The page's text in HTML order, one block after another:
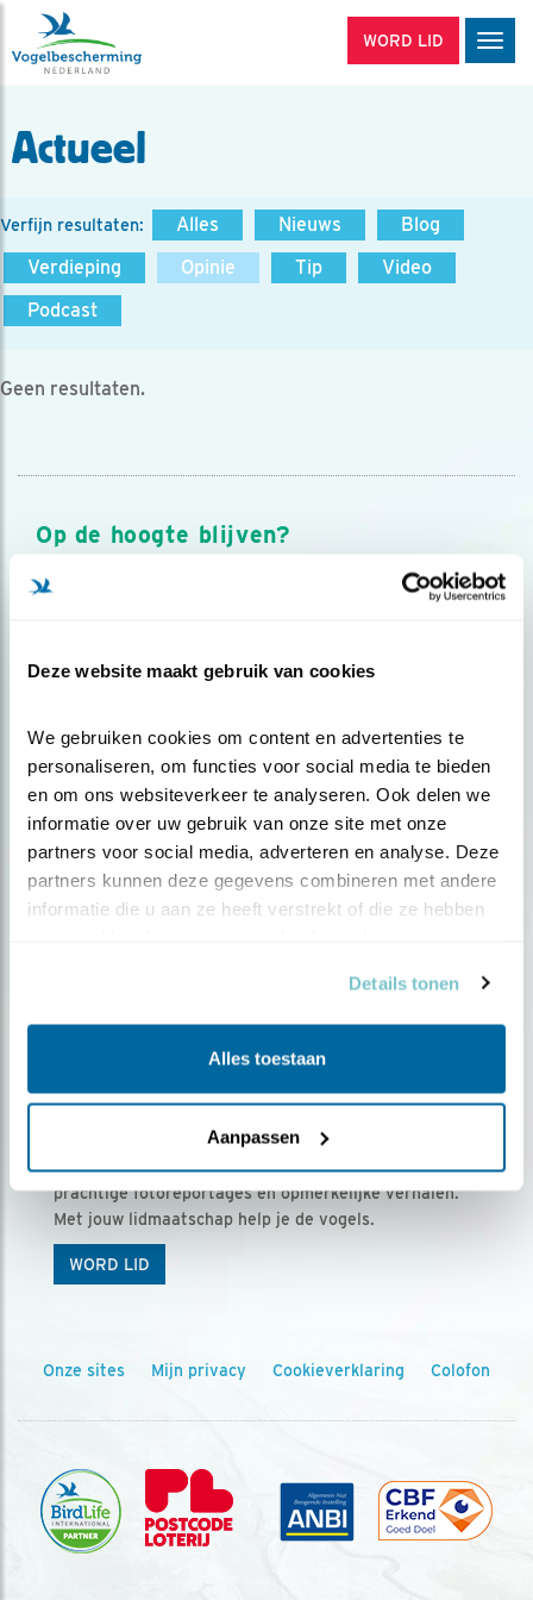
Deze website maakt gebruik van cookies
We gebruiken cookies om content en advertenties te
personaliseren, om functies voor social media te bieden
en om ons websiteverkeer te analyseren. Ook delen we
informatie over uw gebruik van onze site met onze
partners voor social media, adverteren en analyse. Deze
partners kunnen deze gegevens combineren met andere
informatie die u aan ze heeft verstrekt of die ze hebben
Details tonen
Alles toestaan
Aanpassen
WORD LID
Actueel
Verfijn resultaten: Alles Nieuws
Blog
Verdieping
Opinie Tip
Video
Podcast
Geen resultaten.
Op de hoogte blijven?
Meld je aan en ontvang nieuws, inspiratie, acties en tips
over vogels en activiteiten van Vogelbescherming.
Ontvang 5 x Vogels voor € 36,00 per jaar
Vogels is het tijdschrift voor onze leden, met
prachtige fotoreportages en opmerkelijke verhalen.
Met jouw lidmaatschap help je de vogels.
WORD LID
Onze sites Mijn privacy Cookieverklaring Colofon